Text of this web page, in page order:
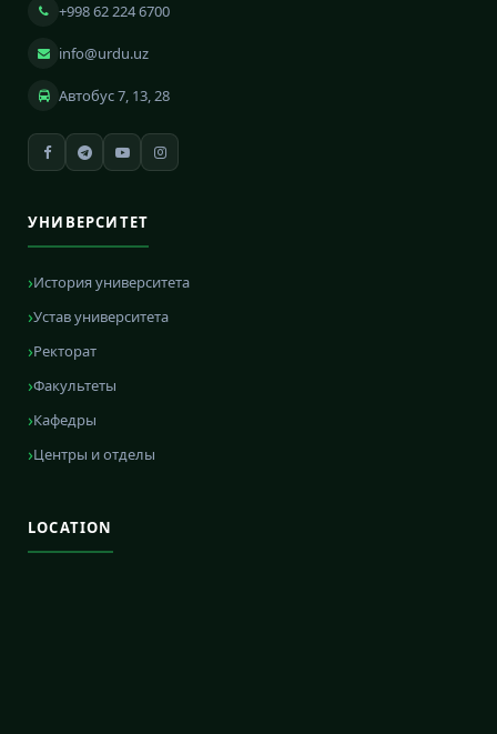
+998 62 224 6700
info@urdu.uz
Автобус 7, 13, 28
УНИВЕРСИТЕТ
История университета
Устав университета
Ректорат
Факультеты
Кафедры
Центры и отделы
LOCATION